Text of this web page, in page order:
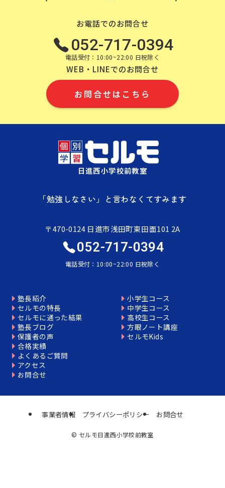
お電話でのお問合せ
052-717-0394
電話受付：10:00~22:00 日祝除く
WEB・LINEでのお問合せ
お問合せはこちら
日進西小学校前教室
「勉強しなさい」と言わなくてすみます
〒470-0124 日進市浅田町東田面101 2A
052-717-0394
電話受付：10:00~22:00 日祝除く
塾長紹介
セルモの特長
セルモに通った結果
塾長ブログ
保護者の声
合格実績
小学生コース
中学生コース
高校生コース
方眼ノート講座
セルモKids
よくあるご質問
アクセス
お問合せ
事業者情報 プライバシーポリシー お問合せ
© セルモ日進西小学校前教室